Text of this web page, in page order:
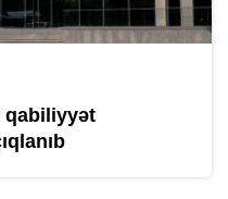
qabiliyyət